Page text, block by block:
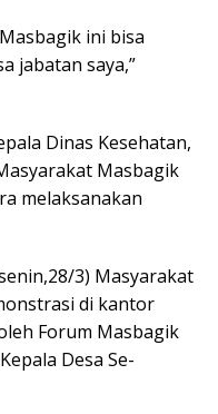
ini bisa
jabatan saya,”
Dinas Kesehatan,
Masbagik
melaksanakan
3) Masyarakat
di kantor
Forum Masbagik
Desa Se-